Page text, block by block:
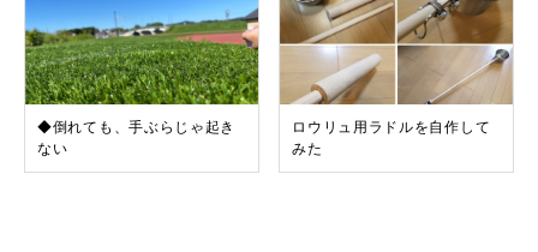
◆倒れても、手ぶらじゃ起き
ない
ロウリュ用ラドルを自作して
みた